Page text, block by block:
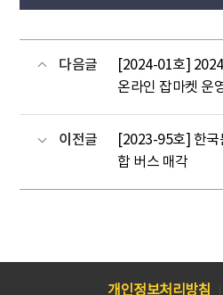
다음글
[2024-01호]
온라인 잡마켓 운
이전글
[2023-95호] 한
합 버스 매각
개인정보처리방침